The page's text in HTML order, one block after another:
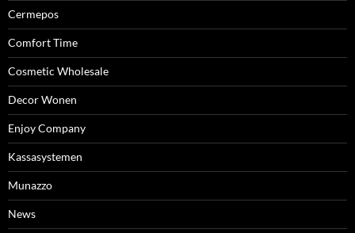
Cermepos
Comfort Time
Cosmetic Wholesale
Decor Wonen
Enjoy Company
Kassasystemen
Munazzo
News